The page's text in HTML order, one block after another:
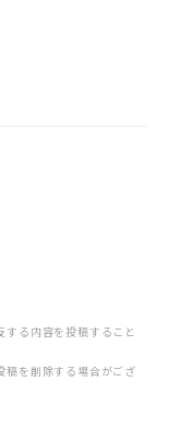
る内容を投稿すること
稿を削除する場合がござ